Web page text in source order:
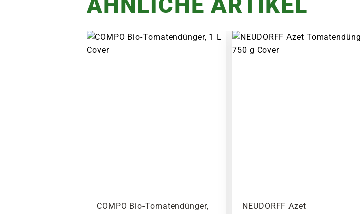
COMPO Bio-Tomatendünger,
NEUDORFF Azet